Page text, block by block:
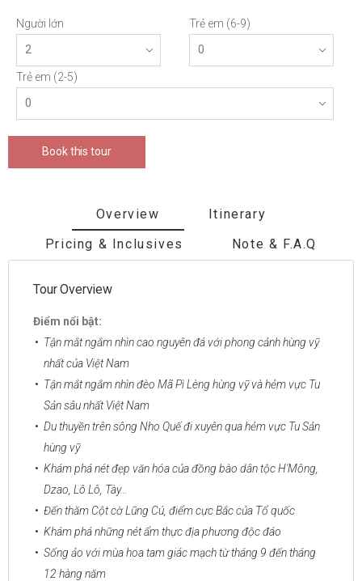
Người lớn Trẻ em (6-9)
Trẻ em (2-5)
Book this tour
Overview
Itinerary
Pricing & Inclusives
Note & F.A.Q
Tour Overview
Điểm nổi bật:
Tận mắt ngắm nhìn cao nguyên đá với phong cảnh hùng vỹ
nhất của Việt Nam
Tận mắt ngắm nhìn đèo Mã Pì Lèng hùng vỹ và hẻm vực Tu
Sản sâu nhất Việt Nam
Du thuyền trên sông Nho Quế đi xuyên qua hẻm vực Tu Sản
hùng vỹ
Khám phá nét đẹp văn hóa của đồng bào dân tộc H'Mông,
Dzao, Lô Lô, Tày...
Đến thăm Cột cờ Lũng Cú, điểm cực Bắc của Tổ quốc
Khám phá những nét ẩm thực địa phương độc đáo
Sống ảo với mùa hoa tam giác mạch từ tháng 9 đến tháng
12 hàng năm